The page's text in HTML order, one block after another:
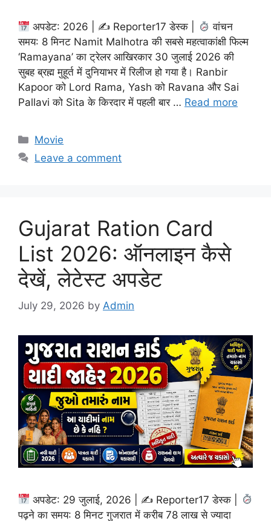
अपडेट: 2026 | ✍ Reporter17 डेस्क |
वांचन
समय: 8 मिनट Namit Malhotra की सबसे महत्वाकांक्षी फिल्म
‘Ramayana’ का ट्रेलर आखिरकार 30 जुलाई 2026 की
सुबह ब्रह्म मुहूर्त में दुनियाभर में रिलीज हो गया है। Ranbir
Kapoor को Lord Rama, Yash को Ravana और Sai
Pallavi को Sita के किरदार में पहली बार … Read more
Categories
Movie
Leave a comment
Gujarat Ration Card
List 2026: ऑनलाइन कैसे
देखें, लेटेस्ट अपडेट
July 29, 2026 by Admin
अपडेट: 29 जुलाई, 2026 | ✍ Reporter17 डेस्क |
पढ़ने का समय: 8 मिनट गुजरात में करीब 78 लाख से ज्यादा